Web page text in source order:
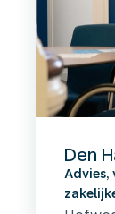
Den
Advies,